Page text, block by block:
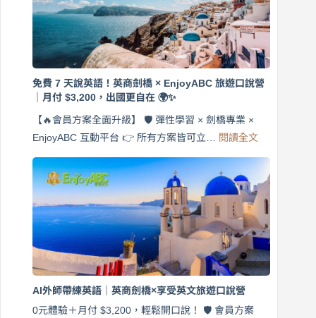
免費 7 天說英語！英商劍橋 × EnjoyABC 旅遊口說營
｜月付 $3,200，出國更自在 🌍✨
【🔥會員方案全面升級】 🛡️ 彈性學習 × 劍橋專業 ×
EnjoyABC 互動平台 👉 所有方案皆可立… 閱讀全文:
天
說
英
語！
英
商
劍
AI外師帶練英語｜英商劍橋×享受英文旅遊口說營
0元體驗＋月付 $3,200，輕鬆開口說！ 🛡️ 會員方案